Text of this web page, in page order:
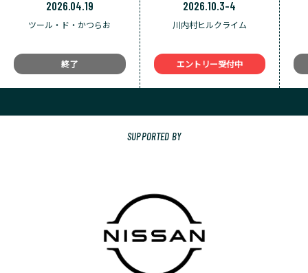
2026.04.19
ツール・ド・かつらお
終了
2026.10.3-4
川内村ヒルクライム
エントリー受付中
SUPPORTED BY